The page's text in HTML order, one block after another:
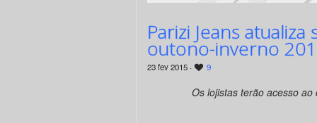
Parizi Jeans
outono-inverno
23 fev 2015 · 9
Os lojistas terão acesso